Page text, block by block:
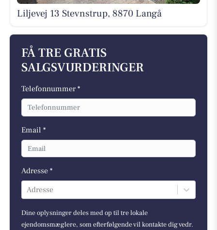
Liljevej 13 Stevnstrup, 8870 Langå
FÅ TRE GRATIS
SALGSVURDERINGER
Telefonnummer *
Email *
Adresse *
Adresse
Dine oplysninger deles med op til tre lokale
ejendomsmæglere, som efterfølgende vil kontakte dig vedr.